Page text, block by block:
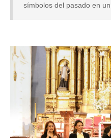
símbolos del pasado en
Image